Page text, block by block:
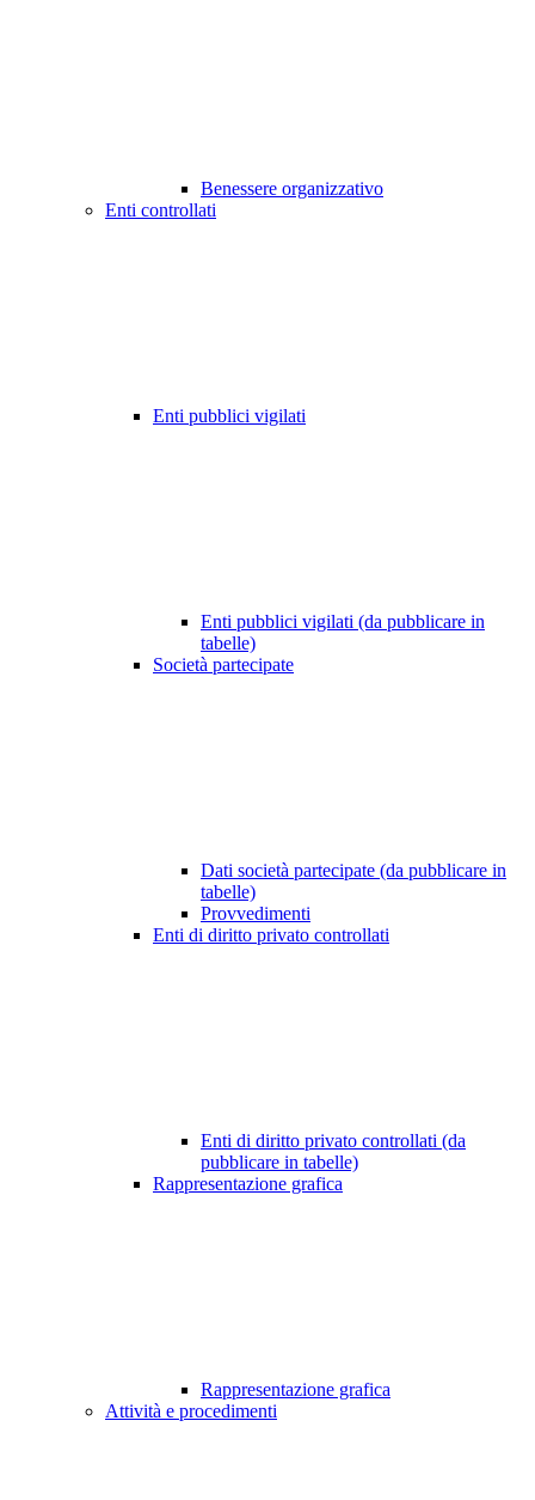
Benessere organizzativo
Enti controllati
Enti pubblici vigilati
Enti pubblici vigilati (da pubblicare in
tabelle)
Società partecipate
Dati società partecipate (da pubblicare in
tabelle)
Provvedimenti
Enti di diritto privato controllati
Enti di diritto privato controllati (da
pubblicare in tabelle)
Rappresentazione grafica
Rappresentazione grafica
Attività e procedimenti